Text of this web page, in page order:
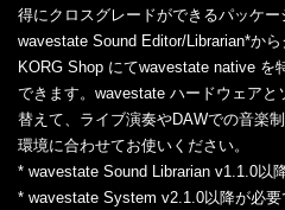
得にクロスグレードができるパッケー
wavestate Sound Editor/Librarian*から
KORG Shop にてwavestate native を
できます。wavestate ハードウェアと
替えて、ライブ演奏やDAWでの音楽
環境に合わせてお使いください。
* wavestate Sound Librarian v1.1.0以
* wavestate System v2.1.0以降が必要